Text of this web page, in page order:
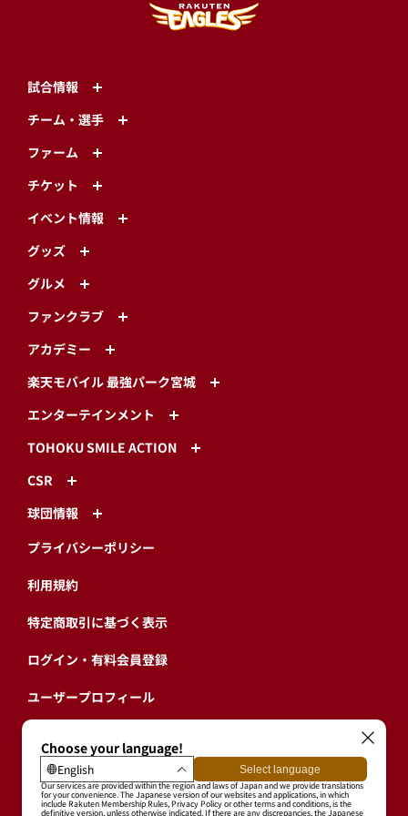
試合情報
チーム・選手
ファーム
チケット
イベント情報
グッズ
グルメ
ファンクラブ
アカデミー
楽天モバイル 最強パーク宮城
エンターテインメント
TOHOKU SMILE ACTION
CSR
球団情報
プライバシーポリシー
利用規約
特定商取引に基づく表示
ログイン・有料会員登録
ユーザープロフィール
退会